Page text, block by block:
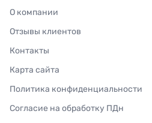
О компании
Отзывы клиентов
Контакты
Карта сайта
Политика конфиденциальности
Согласие на обработку ПДн